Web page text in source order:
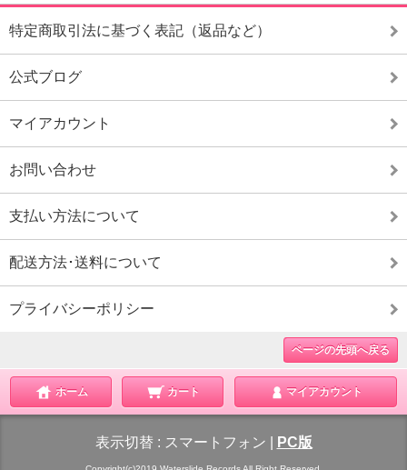
特定商取引法に基づく表記（返品など）
公式ブログ
マイアカウント
お問い合わせ
支払い方法について
配送方法･送料について
プライバシーポリシー
ページの先頭へ戻る
ホーム カート マイアカウント
表示切替 : スマートフォン PC版